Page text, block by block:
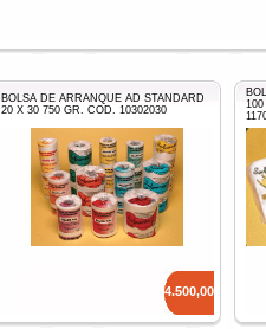
BOLSA DE ARRANQUE AD STANDARD
20 X 30 750 GR. COD. 10302030
14.500,00